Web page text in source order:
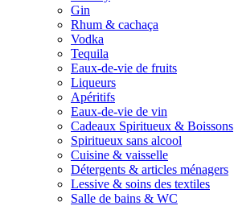
Gin
Rhum & cachaça
Vodka
Tequila
Eaux-de-vie de fruits
Liqueurs
Apéritifs
Eaux-de-vie de vin
Cadeaux Spiritueux & Boissons
Spiritueux sans alcool
Cuisine & vaisselle
Détergents & articles ménagers
Lessive & soins des textiles
Salle de bains & WC